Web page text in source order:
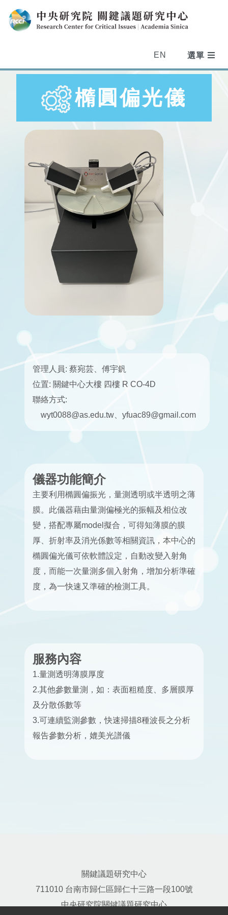
EN
橢圓偏光儀
管理人員: 蔡宛芸、傅宇釩
位置: 關鍵中心大樓 四樓 R CO-4D
聯絡方式:
wyt0088@as.edu.tw、yfuac89@gmail.com
儀器功能簡介
主要利用橢圓偏振光，量測透明或半透明之薄
膜。此儀器藉由量測偏極光的振幅及相位改
變，搭配專屬model擬合，可得知薄膜的膜
厚、折射率及消光係數等相關資訊，本中心的
橢圓偏光儀可依軟體設定，自動改變入射角
度，而能一次量測多個入射角，增加分析準確
度，為一快速又準確的檢測工具。
服務內容
1.量測透明薄膜厚度
2.其他參數量測，如：表面粗糙度、多層膜厚
及分散係數等
3.可連續監測參數，快速掃描8種波長之分析
報告參數分析，媲美光譜儀
關鍵議題研究中心
711010 台南市歸仁區歸仁十三路一段100號
中央研究院關鍵議題研究中心